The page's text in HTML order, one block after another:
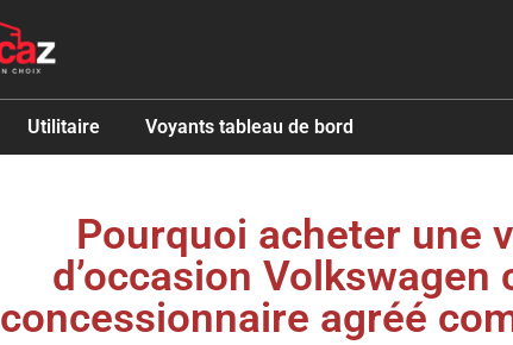
Utilitaire Voyants tableau de bord
Pourquoi acheter une
d’occasion Volkswagen
concessionnaire agréé